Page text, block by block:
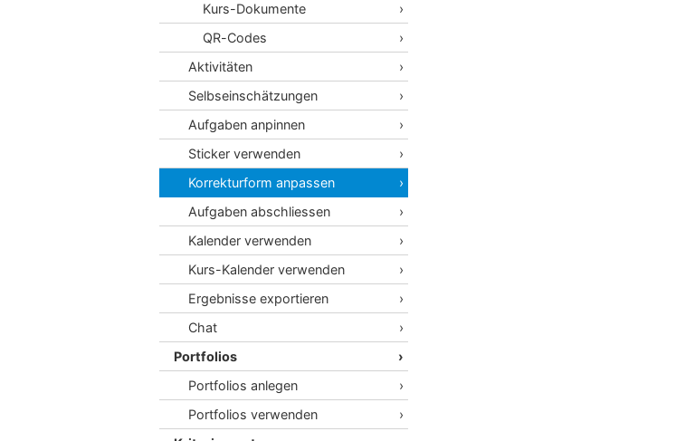
Kurs-Dokumente
QR-Codes
Aktivitäten
Selbseinschätzungen
Aufgaben anpinnen
Sticker verwenden
Korrekturform anpassen
Aufgaben abschliessen
Kalender verwenden
Kurs-Kalender verwenden
Ergebnisse exportieren
Chat
Portfolios
Portfolios anlegen
Portfolios verwenden